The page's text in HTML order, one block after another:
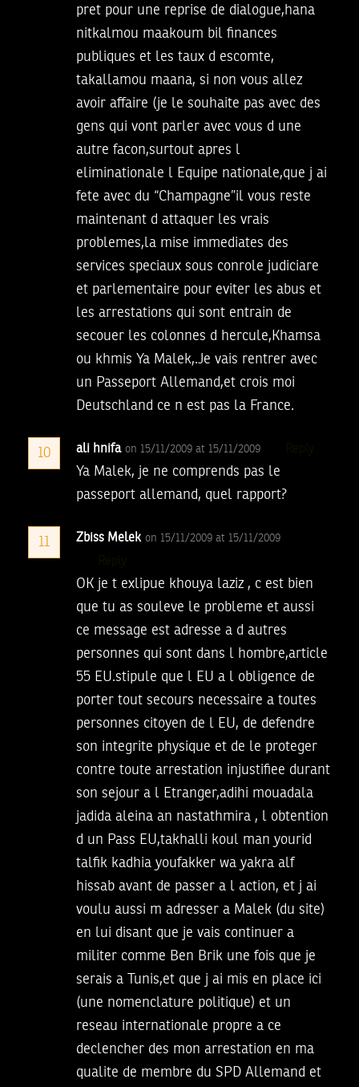
pret pour une reprise de dialogue,hana
nitkalmou maakoum bil finances
publiques et les taux d escomte,
takallamou maana, si non vous allez
avoir affaire (je le souhaite pas avec des
gens qui vont parler avec vous d une
autre facon,surtout apres l
eliminationale l Equipe nationale,que j ai
fete avec du “Champagne”il vous reste
maintenant d attaquer les vrais
problemes,la mise immediates des
services speciaux sous conrole judiciare
et parlementaire pour eviter les abus et
les arrestations qui sont entrain de
secouer les colonnes d hercule,Khamsa
ou khmis Ya Malek,.Je vais rentrer avec
un Passeport Allemand,et crois moi
Deutschland ce n est pas la France.
10 ali hnifa on 15/11/2009 at 15/11/2009
Ya Malek, je ne comprends pas le
passeport allemand, quel rapport?
11 Zbiss Melek on 15/11/2009 at 15/11/2009
OK je t exlipue khouya laziz , c est bien
que tu as souleve le probleme et aussi
ce message est adresse a d autres
personnes qui sont dans l hombre,article
55 EU.stipule que l EU a l obligence de
porter tout secours necessaire a toutes
personnes citoyen de l EU, de defendre
son integrite physique et de le proteger
contre toute arrestation injustifiee durant
son sejour a l Etranger,adihi mouadala
jadida aleina an nastathmira , l obtention
d un Pass EU,takhalli koul man yourid
talfik kadhia youfakker wa yakra alf
hissab avant de passer a l action, et j ai
voulu aussi m adresser a Malek (du site)
en lui disant que je vais continuer a
militer comme Ben Brik une fois que je
serais a Tunis,et que j ai mis en place ici
(une nomenclature politique) et un
reseau internationale propre a ce
declencher des mon arrestation en ma
qualite de membre du SPD Allemand et